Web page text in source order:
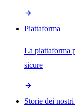
Piattaforma
La piattaforma
sicure
Storie dei